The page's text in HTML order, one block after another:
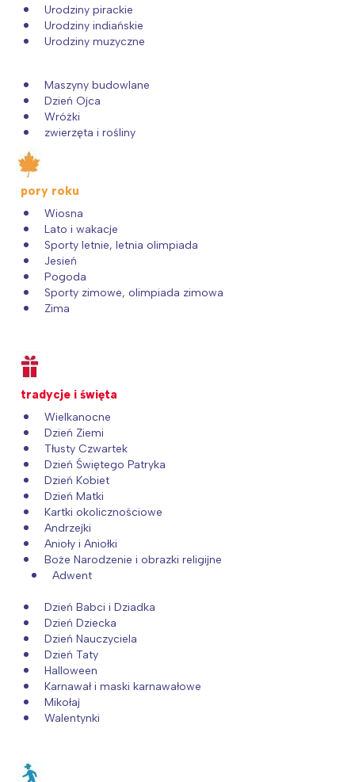
Urodziny pirackie
Urodziny indiańskie
Urodziny muzyczne
Maszyny budowlane
Dzień Ojca
Wróżki
zwierzęta i rośliny
pory roku
Wiosna
Lato i wakacje
Sporty letnie, letnia olimpiada
Jesień
Pogoda
Sporty zimowe, olimpiada zimowa
Zima
tradycje i święta
Wielkanocne
Dzień Ziemi
Tłusty Czwartek
Dzień Świętego Patryka
Dzień Kobiet
Dzień Matki
Kartki okolicznościowe
Andrzejki
Anioły i Aniołki
Boże Narodzenie i obrazki religijne
Adwent
Dzień Babci i Dziadka
Dzień Dziecka
Dzień Nauczyciela
Dzień Taty
Halloween
Karnawał i maski karnawałowe
Mikołaj
Walentynki
Warszawa
Łódź
Poznań
Wrocław